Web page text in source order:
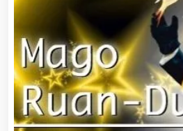
Agua Purificada
Aire Acondicionado